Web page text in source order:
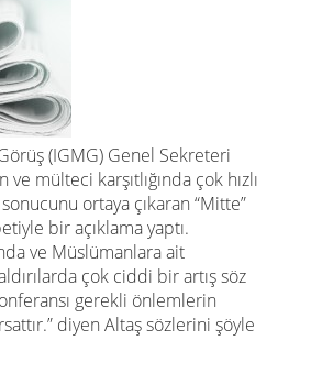
(IGMG) Genel Sekreteri
mülteci karşıtlığında çok hızlı
ortaya çıkaran “Mitte”
bir açıklama yaptı.
ve Müslümanlara ait
çok ciddi bir artış söz
gerekli önlemlerin
diyen Altaş sözlerini şöyle